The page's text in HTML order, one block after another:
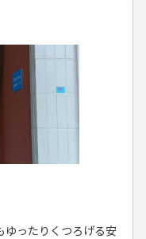
ゆったりくつろげる安